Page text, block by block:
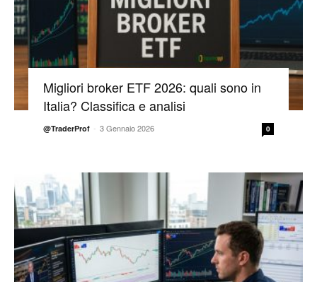
Migliori broker ETF 2026: quali sono in
Italia? Classifica e analisi
@TraderProf - 3 Gennaio 2026 0